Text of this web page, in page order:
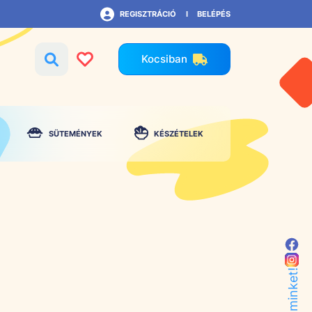
REGISZTRÁCIÓ BELÉPÉS
Kocsiban
SÜTEMÉNYEK KÉSZÉTELEK